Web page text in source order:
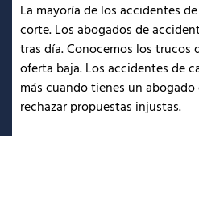
La mayoría de los accidentes
corte. Los abogados de
tras día. Conocemos los trucos
oferta baja. Los accidentes de
más cuando tienes un
rechazar propuestas injustas.